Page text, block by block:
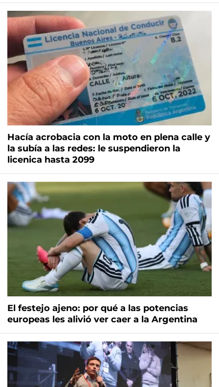
Hacía acrobacia con la moto en plena calle y
la subía a las redes: le suspendieron la
licenica hasta 2099
El festejo ajeno: por qué a las potencias
europeas les alivió ver caer a la Argentina